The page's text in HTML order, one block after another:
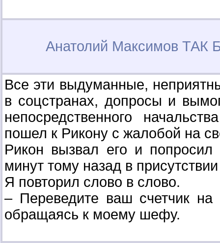
Анатолий Максимов
Все эти выдуманные,
в соцстранах, допросы и
непосредственного
пошел к Рикону с жалобой на
Рикон вызвал его и попросил
минут тому назад в
Я повторил слово в слово.
– Переведите ваш счетчик
обращаясь к моему шефу.